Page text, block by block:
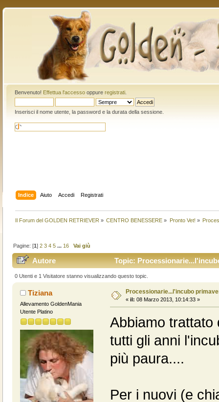
Benvenuto! Effettua l'accessooppure registrati.
Inserisci il nome utente, la password e la durata della sessione.
Indice Aiuto Accedi Registrati
Il Forum del GOLDEN RETRIEVER » CENTRO BENESSERE » Pronto Vet! »
Pagine: [1]2 3 4 5 ... 16 Vai giù
Autore Topic:
0 Utenti e 1 Visitatore stanno visualizzando questo topic.
Tiziana
Allevamento GoldenMania
Utente Platino
Processionarie...l'incubo
« il: 08 Marzo 2013, 10:14:33 »
Abbiamo trattato
tutti gli anni
più paura....
Per i nuovi (e